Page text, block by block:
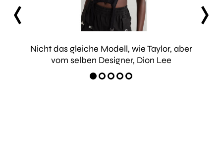
prev next
Nicht das gleiche Modell, wie Taylor, aber
vom selben Designer, Dion Lee